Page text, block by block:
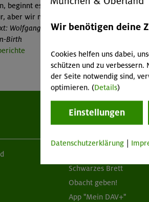
beginnt es erneut zu regnen.
aber wir nehmen´s sportlich!
Wolfgang Kraft
Birth
Aktuelles
Schwarzes Brett
Obacht geben!
App "Mein DAV+"
Wir benötigen deine
Cookies helfen uns dabei,
schützen und zu
der Seite notwendig sind,
optimieren. (Details)
Einstellungen
Datenschutzerklärung |